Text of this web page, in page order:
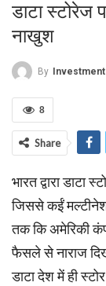
डाटा
नाखुश
By Investment
8
Share
भारत द्वारा
जिससे कईं
तक कि अमेरिकी
फैसले से नाराज
डाटा देश में ही